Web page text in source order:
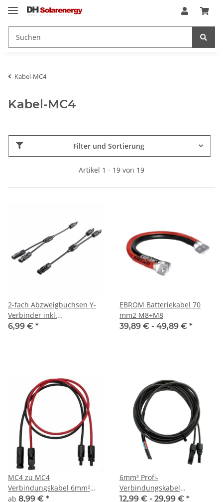
Kabel-MC4
Kabel-MC4
Filter und Sortierung
Artikel 1 - 19 von 19
2-fach Abzweigbuchsen Y-
Verbinder inkl.
Kabelverlängerung (Paar)
6,99 € *
EBROM Batteriekabel 70
mm2 M8+M8
39,89 € - 49,89 € *
MC4 zu MC4
Verbindungskabel 6mm²
rot/schwarz
ab 8,99 € *
6mm² Profi-
Verbindungskabel
Solarmodul zu
12,99 € - 29,99 € *